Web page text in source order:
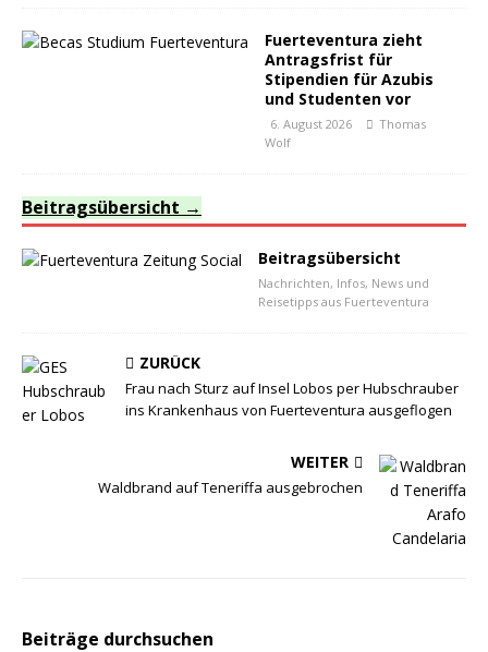
Fuerteventura zieht
Antragsfrist für
Stipendien für Azubis
und Studenten vor
6. August 2026
Thomas
Wolf
Beitragsübersicht
Beitragsübersicht
Nachrichten, Infos, News und
Reisetipps aus Fuerteventura
ZURÜCK
Frau nach Sturz auf Insel Lobos per Hubschrauber
ins Krankenhaus von Fuerteventura ausgeflogen
WEITER
Waldbrand auf Teneriffa ausgebrochen
Beiträge durchsuchen